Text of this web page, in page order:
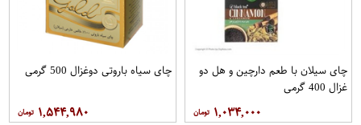
چای سیلان با طعم دارچین و هل دو
غزال 400 گرمی
۱,۰۳۴,۰۰۰
چای سیاه باروتی دوغزال 500 گرمی
۱,۵۴۴,۹۸۰